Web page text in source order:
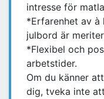
intresse för
*Erfarenhet av à
julbord är
*Flexibel och
arbetstider.
Om du känner
dig, tveka inte